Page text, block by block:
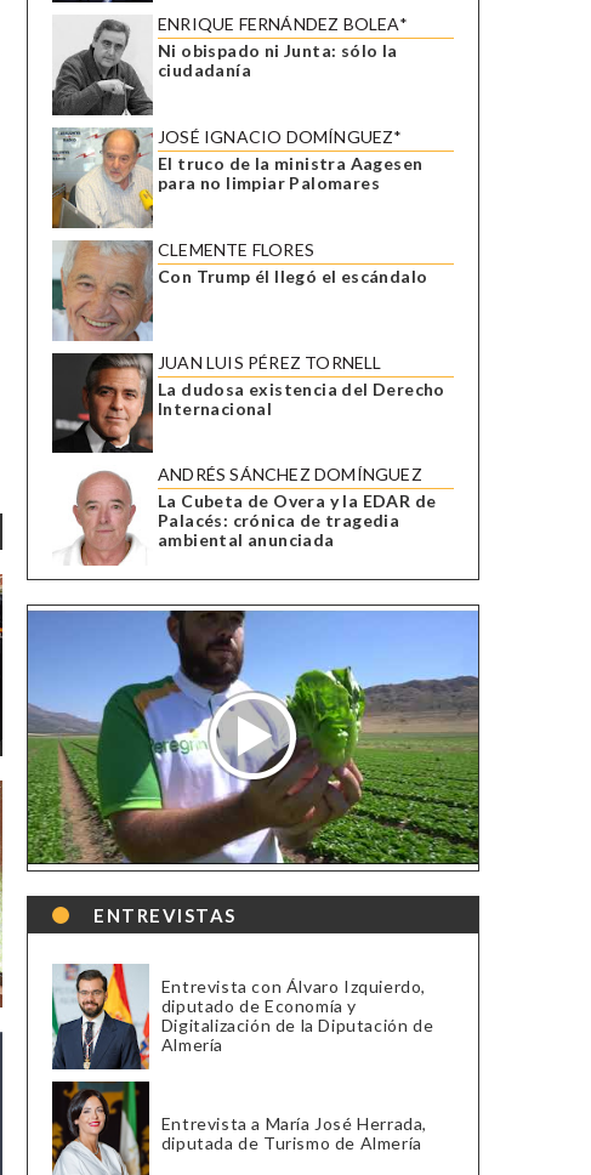
ENRIQUE FERNÁNDEZ BOLEA*
Ni obispado ni Junta: sólo la
ciudadanía
JOSÉ IGNACIO DOMÍNGUEZ*
El truco de la ministra Aagesen
para no limpiar Palomares
CLEMENTE FLORES
Con Trump él llegó el escándalo
JUAN LUIS PÉREZ TORNELL
La dudosa existencia del Derecho
Internacional
ANDRÉS SÁNCHEZ DOMÍNGUEZ
La Cubeta de Overa y la EDAR de
Palacés: crónica de tragedia
ambiental anunciada
ENTREVISTAS
Entrevista con Álvaro Izquierdo,
diputado de Economía y
Digitalización de la Diputación de
Almería
Entrevista a María José Herrada,
diputada de Turismo de Almería